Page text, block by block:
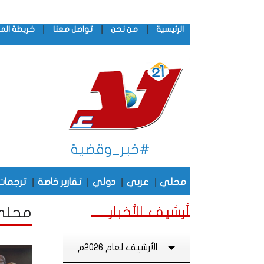
الرئيسية من نحن تواصل معنا خريطة
#خبر_وقضية
محلي عربي دولي تقارير خاصة
محلي أرشيف الأخبار
الأرشيف لعام 2026م